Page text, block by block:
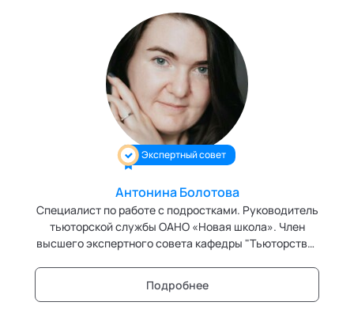
Экспертный совет
Антонина Болотова
Специалист по работе с подростками. Руководитель
тьюторской службы ОАНО «Новая школа». Член
высшего экспертного совета кафедры "Тьюторство"
Подробнее